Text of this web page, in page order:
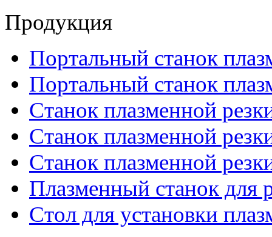
Продукция
Портальный станок
Портальный станок
Станок плазменной
Станок плазменной
Станок плазменной
Плазменный станок для
Стол для установки